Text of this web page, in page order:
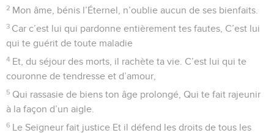
2 Mon âme, bénis l’Éternel, n’oublie aucun de ses bienfaits.
3 Car c’est lui qui pardonne entièrement tes fautes, C’est lui
qui te guérit de toute maladie
4 Et, du séjour des morts, il rachète ta vie. C’est lui qui te
couronne de tendresse et d’amour,
5 Qui rassasie de biens ton âge prolongé, Qui te fait rajeunir
à la façon d’un aigle.
6 Le Seigneur fait justice Et il défend les droits de tous les